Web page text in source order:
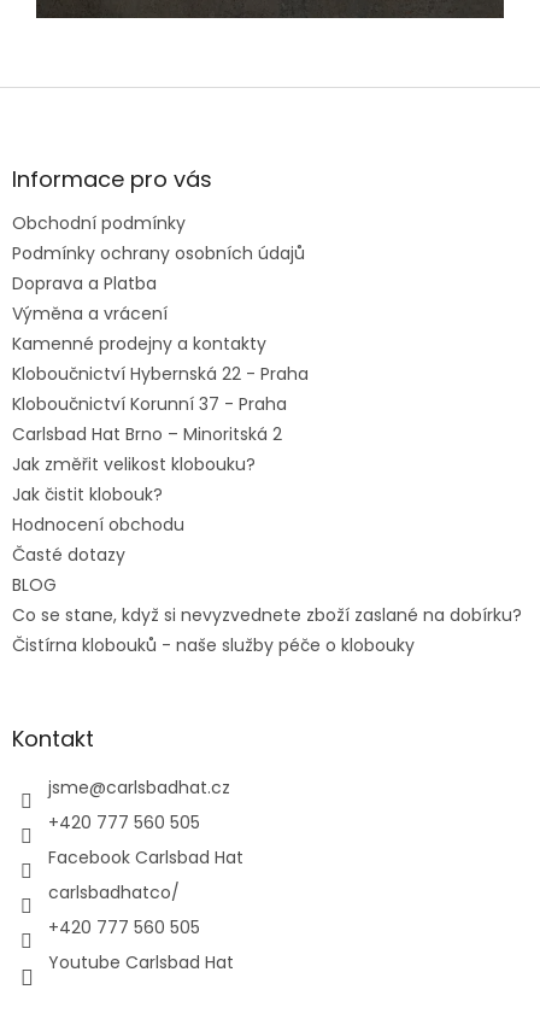
Z
aInformace pro vás
Obchodní podmínky
Podmínky ochrany osobních údajů
Doprava a Platba
Výměna a vrácení
Kamenné prodejny a kontakty
Kloboučnictví Hybernská 22 - Praha
Kloboučnictví Korunní 37 - Praha
Carlsbad Hat Brno – Minoritská 2
Jak změřit velikost klobouku?
Jak čistit klobouk?
Hodnocení obchodu
Časté dotazy
BLOG
Co se stane, když si nevyzvednete zboží zaslané na dobírku?
Čistírna klobouků - naše služby péče o klobouky
Kontakt
jsme@carlsbadhat.cz
+420 777 560 505
Facebook Carlsbad Hat
carlsbadhatco/
+420 777 560 505
Youtube Carlsbad Hat